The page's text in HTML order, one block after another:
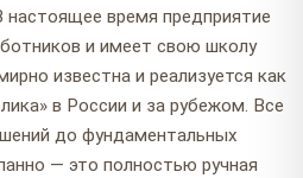
настоящее время предприятие
и имеет свою школу
известна и реализуется как
в России и за рубежом. Все
до фундаментальных
— это полностью ручная